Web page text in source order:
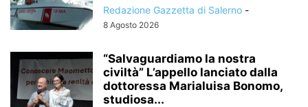
Redazione Gazzetta di Salerno -
8 Agosto 2026
“Salvaguardiamo la nostra
civiltà” L’appello lanciato dalla
dottoressa Marialuisa Bonomo,
studiosa...